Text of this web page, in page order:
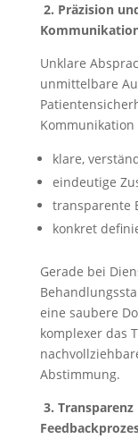
2. Präzision
Unklare
unmittelbare
klare,
eindeutige
transparente
konkret
Gerade bei
eine saubere
komplexer das
Abstimmung.
3.